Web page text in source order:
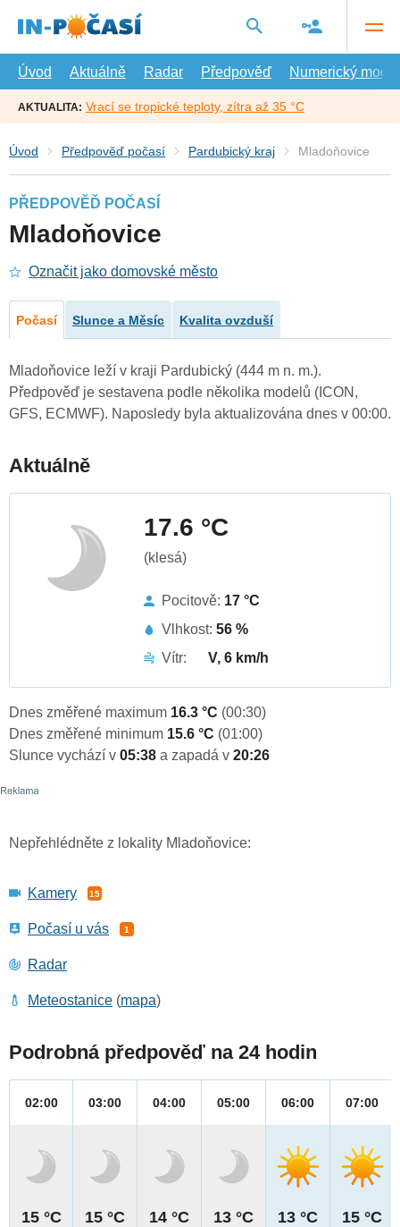
hlavní
Úvod
Aktuálně Radar Předpověď Numerický model
AKTUALITA: Vrací se tropické teploty, zítra až 35 °C
Úvod Předpověď počasí Pardubický kraj Mladoňovice
PŘEDPOVĚĎ POČASÍ
Mladoňovice
Označit jako domovské město
Počasí Slunce a Měsíc Kvalita ovzduší
Mladoňovice leží v kraji Pardubický (444 m n. m.).
Předpověď je sestavena podle několika modelů (ICON,
GFS, ECMWF). Naposledy byla aktualizována dnes v 00:00.
Aktuálně
17.6 °C
(klesá)
Pocitově: 17 °C
Vlhkost: 56 %
Vítr:
V, 6 km/h
Dnes změřené maximum 16.3 °C (00:30)
Dnes změřené minimum 15.6 °C (01:00)
Slunce vychází v 05:38 a zapadá v 20:26
Nepřehlédněte z lokality Mladoňovice:
Kamery 15
Počasí u vás 1
Radar
Meteostanice (mapa)
Podrobná předpověď na 24 hodin
02:00
15 °C
03:00
15 °C
04:00
14 °C
05:00
13 °C
06:00
13 °C
07:00
15 °C